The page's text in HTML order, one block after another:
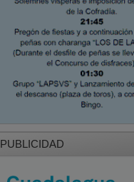
PUBLICIDAD